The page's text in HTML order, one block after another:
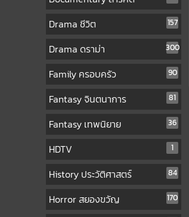
Drama ชีวิต 157
Drama ดราม่า 300
Family ครอบครัว 90
Fantasy จินตนาการ 81
Fantasy เทพนิยาย 36
HDTV 1
History ประวัติศาสตร์ 84
Horror สยองขวัญ 170